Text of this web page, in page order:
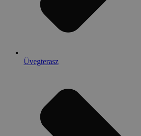
Üvegterasz